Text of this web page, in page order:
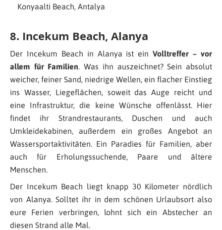
Konyaalti Beach, Antalya
8. Incekum Beach, Alanya
Der Incekum Beach in Alanya ist einVolltreffer – vor
allem für Familien. Was ihn auszeichnet? Sein absolut
weicher, feiner Sand, niedrige Wellen, ein flacher Einstieg
ins Wasser, Liegeflächen, soweit das Auge reicht und
eine Infrastruktur, die keine Wünsche offenlässt. Hier
findet ihr Strandrestaurants, Duschen und auch
Umkleidekabinen, außerdem ein großes Angebot an
Wassersportaktivitäten. Ein Paradies für Familien, aber
auch für Erholungssuchende, Paare und ältere
Menschen.
Der Incekum Beach liegt knapp 30 Kilometer nördlich
von Alanya. Solltet ihr in dem schönen Urlaubsort also
eure Ferien verbringen, lohnt sich ein Abstecher an
diesen Strand alle Mal.